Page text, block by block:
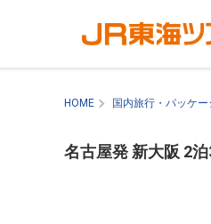
HOME 国内旅行・パッケ
名古屋発 新大阪 2